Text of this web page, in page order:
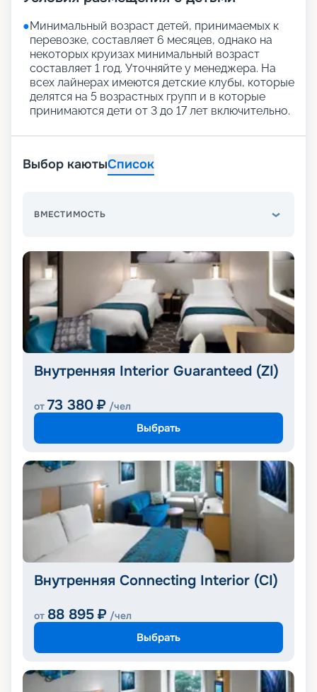
●Минимальный возраст детей, принимаемых к
перевозке, составляет 6 месяцев, однако на
некоторых круизах минимальный возраст
составляет 1 год. Уточняйте у менеджера. На
всех лайнерах имеются детские клубы, которые
делятся на 5 возрастных групп и в которые
принимаются дети от 3 до 17 лет включительно.
Выбор каютыСписок
ВМЕСТИМОСТЬ
Внутренняя Interior Guaranteed (ZI)
от 73 380 ₽ /чел
Выбрать
Внутренняя Connecting Interior (CI)
от 88 895 ₽ /чел
Выбрать